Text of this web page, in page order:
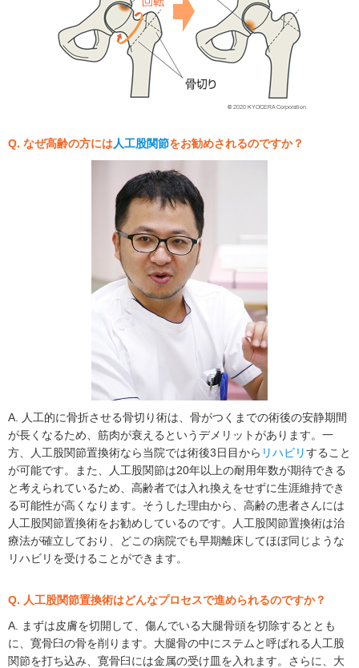
Q. なぜ高齢の方には人工股関節をお勧めされるのですか？
A. 人工的に骨折させる骨切り術は、骨がつくまでの術後の安静期間
が長くなるため、筋肉が衰えるというデメリットがあります。一
方、人工股関節置換術なら当院では術後3日目から リハビリすること
が可能です。また、人工股関節は20年以上の耐用年数が期待できる
と考えられているため、高齢者では入れ換えをせずに生涯維持でき
る可能性が高くなります。そうした理由から、高齢の患者さんには
人工股関節置換術をお勧めしているのです。人工股関節置換術は治
療法が確立しており、どこの病院でも早期離床してほぼ同じような
リハビリを受けることができます。
Q. 人工股関節置換術はどんなプロセスで進められるのですか？
A. まずは皮膚を切開して、傷んでいる大腿骨頭を切除するととも
に、寛骨臼の骨を削ります。大腿骨の中にステムと呼ばれる人工股
関節を打ち込み、寛骨臼には金属の受け皿を入れます。さらに、大